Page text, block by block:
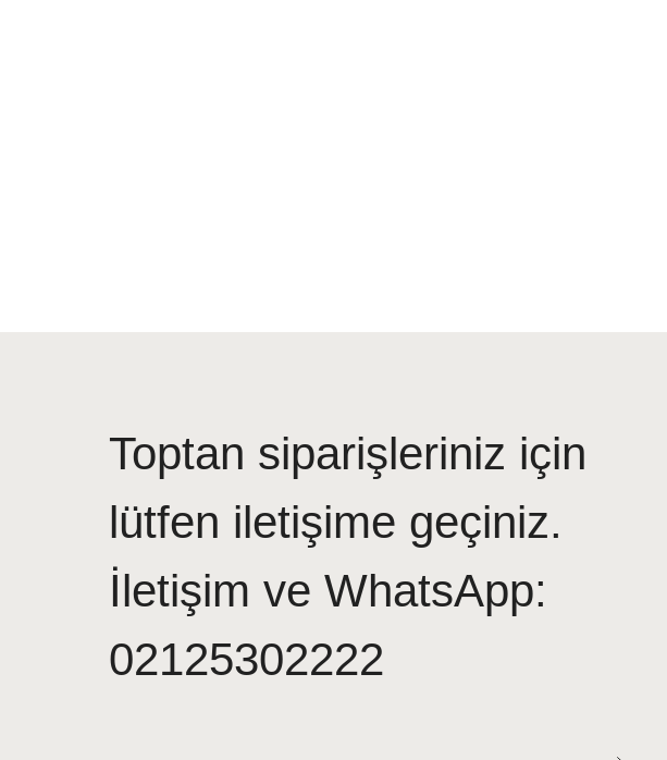
Toptan siparişleriniz için
lütfen iletişime geçiniz.
İletişim ve WhatsApp:
02125302222